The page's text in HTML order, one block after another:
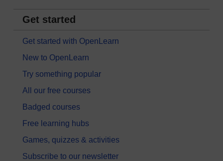
Get started
Get started with OpenLearn
New to OpenLearn
Try something popular
All our free courses
Badged courses
Free learning hubs
Games, quizzes & activities
Subscribe to our newsletter